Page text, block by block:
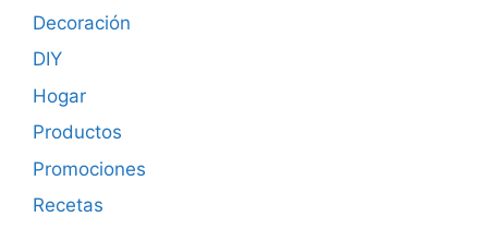
Decoración
DIY
Hogar
Productos
Promociones
Recetas